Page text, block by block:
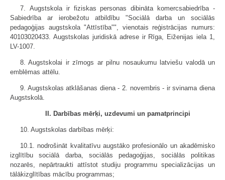
7. Augstskola ir fiziskas personas dibināta komercsabiedrība -
Sabiedrība ar ierobežotu atbildību "Sociālā darba un sociālās
pedagoģijas augstskola "Attīstība"", vienotais reģistrācijas numurs:
40103020433. Augstskolas juridiskā adrese ir Rīga, Eiženijas iela 1,
LV-1007.
8. Augstskolai ir zīmogs ar pilnu nosaukumu latviešu valodā un
emblēmas attēlu.
9. Augstskolas atklāšanas diena - 2. novembris - ir svinama diena
Augstskolā.
II. Darbības mērķi, uzdevumi un pamatprincipi
10. Augstskolas darbības mērķi:
10.1. nodrošināt kvalitatīvu augstāko profesionālo un akadēmisko
izglītību sociālā darba, sociālās pedagoģijas, sociālās politikas
nozarēs, nepārtraukti attīstot studiju programmu specializācijas un
tālākizglītības mācību programmas;